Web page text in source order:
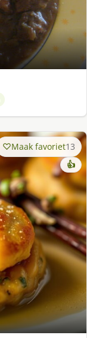
Maak favoriet13
👍